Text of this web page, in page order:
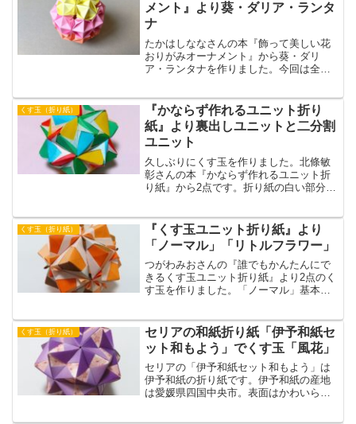
メント』より葵・ダリア・ランタ
ナ
たかはしななさんの本『飾って美しい花
おりがみオーナメント』から葵・ダリ
ア・ランタナを作りました。今回は全て
つ一つ折ったりと手間がかかりますが、
完成するとかわいいオーナメントになり
ます。
くす玉（折り紙）
『かならず作れるユニット折り
紙』より裏出しユニットと二分割
ユニット
久しぶりにくす玉を作りました。北條敏
彰さんの本『かならず作れるユニット折
り紙』から2点です。折り紙の白い部分を
ユニットを作る二分割ユニットです。
くす玉（折り紙）
『くす玉ユニット折り紙』より
「ノーマル」「リトルフラワー」
つがわみおさんの『誰でもかんたんにで
きるくす玉ユニット折り紙』より2点のく
す玉を作りました。「ノーマル」基本と
いです。「リトルフラワー」は最後に花
を咲かせるとかわいいくす玉になりま
す。
くす玉（折り紙）
セリアの和紙折り紙「伊予和紙セ
ット和もよう」でくす玉「風花」
セリアの「伊予和紙セット和もよう」は
伊予和紙の折り紙です。伊予和紙の産地
は愛媛県四国中央市。表面はかわいらし